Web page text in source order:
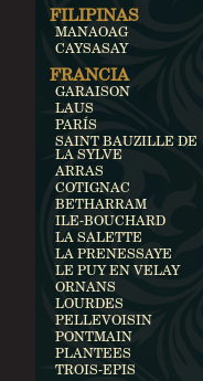
FILIPINAS
MANAOAG
CAYSASAY
FRANCIA
GARAISON
LAUS
PARÍS
SAINT BAUZILLE DE
LA SYLVE
ARRAS
COTIGNAC
BETHARRAM
ILE-BOUCHARD
LA SALETTE
LA PRENESSAYE
LE PUY EN VELAY
ORNANS
LOURDES
PELLEVOISIN
PONTMAIN
PLANTEES
TROIS-EPIS